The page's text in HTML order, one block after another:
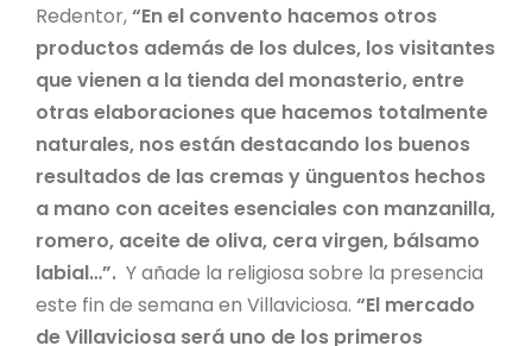
Redentor,“En el convento hacemos otros
productos además de los dulces, los visitantes
que vienen a la tienda del monasterio, entre
otras elaboraciones que hacemos totalmente
naturales, nos están destacando los buenos
resultados de las cremas y ünguentos hechos
a mano con aceites esenciales con manzanilla,
romero, aceite de oliva, cera virgen, bálsamo
labial…”. Y añade la religiosa sobre la presencia
este fin de semana en Villaviciosa. “El mercado
de Villaviciosa será uno de los primeros